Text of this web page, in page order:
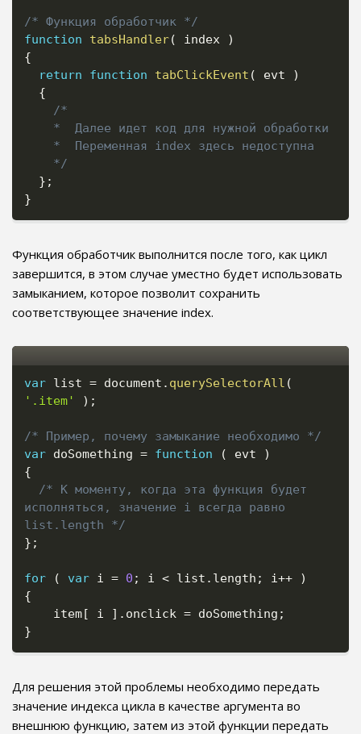
/* Функция обработчик */
function
tabsHandler( index
)
{
return
function tabClickEvent ( evt
)
{
/*
    */
} ;
}
Функция обработчик выполнится после того, как цикл
завершится, в этом случае уместно будет использовать
замыканием, которое позволит сохранить
соответствующее значение index.
var list = document . querySelectorAll (
'.item'
) ;
/* Пример, почему замыкание необходимо */
var doSomething = function ( evt
)
{
/* К моменту, когда эта функция будет
исполняться, значение i всегда равно
list.length */
} ;
for ( var i = 0 ; i < list . length ; i++
)
{
    item
[ i ] . onclick = doSomething ;
}
Для решения этой проблемы необходимо передать
значение индекса цикла в качестве аргумента во
внешнюю функцию, затем из этой функции передать